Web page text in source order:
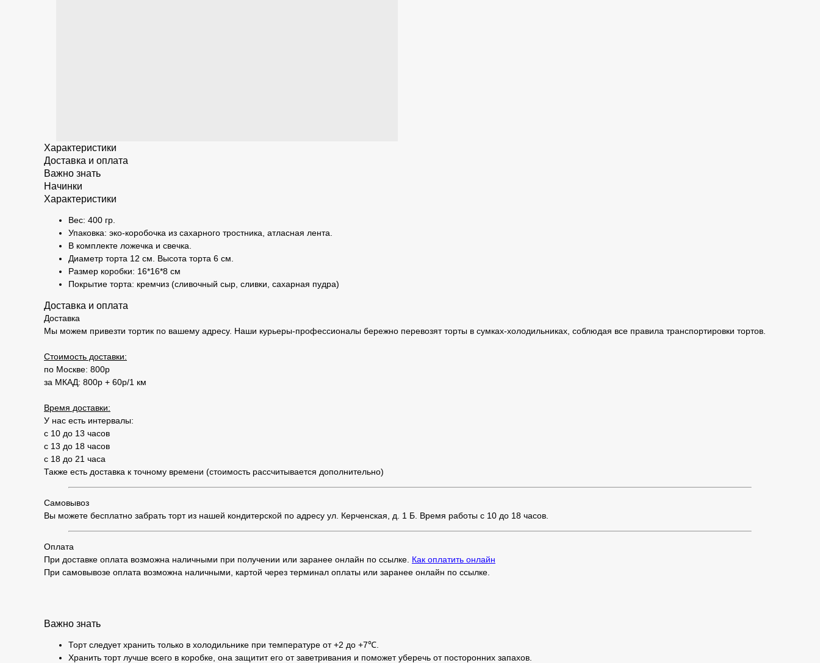
Характеристики
Доставка и оплата
Важно знать
Начинки
Характеристики
Вес: 400 гр.
Упаковка: эко-коробочка из сахарного тростника, атласная лента.
В комплекте ложечка и свечка.
Диаметр торта 12 см. Высота торта 6 см.
Размер коробки: 16*16*8 см
Покрытие торта: кремчиз (сливочный сыр, сливки, сахарная пудра)
Доставка и оплата
Доставка
Мы можем привезти тортик по вашему адресу. Наши курьеры-профессионалы бережно перевозят торты в сумках-холодильниках, соблюдая все правила транспортировки тортов.
Стоимость доставки:
по Москве: 800р
за МКАД: 800р + 60р/1 км
Время доставки:
У нас есть интервалы:
с 10 до 13 часов
с 13 до 18 часов
с 18 до 21 часа
Также есть доставка к точному времени (стоимость рассчитывается дополнительно)
Самовывоз
Вы можете бесплатно забрать торт из нашей кондитерской по адресу ул. Керченская, д. 1 Б. Время работы с 10 до 18 часов.
Оплата
При доставке оплата возможна наличными при получении или заранее онлайн по ссылке. Как оплатить онлайн
При самовывозе оплата возможна наличными, картой через терминал оплаты или заранее онлайн по ссылке.
Важно знать
Торт следует хранить только в холодильнике при температуре от +2 до +7℃.
Хранить торт лучше всего в коробке, она защитит его от заветривания и поможет уберечь от посторонних запахов.